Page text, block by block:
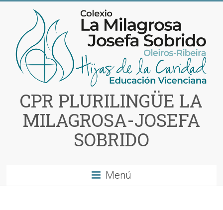
contenido
CPR PLURILINGÜE LA
MILAGROSA-JOSEFA
SOBRIDO
Menú